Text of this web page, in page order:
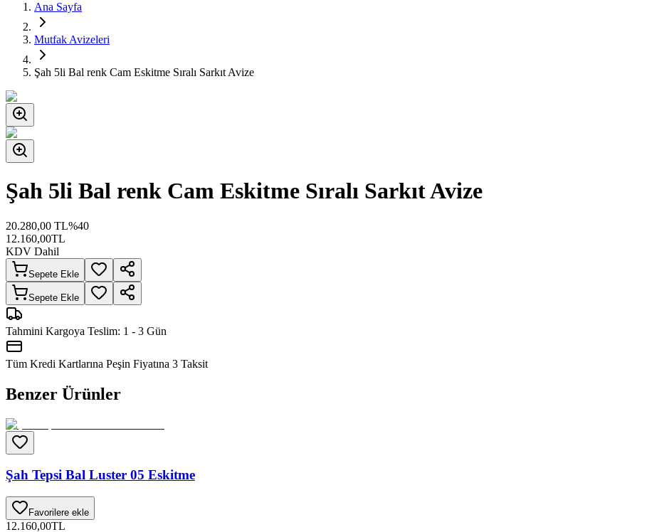
Ana Sayfa
Mutfak Avizeleri
Şah 5li Bal renk Cam Eskitme Sıralı Sarkıt Avize
Şah 5li Bal renk Cam Eskitme Sıralı Sarkıt Avize
20.280,00 TL%40
12.160,00TL
KDV Dahil
Sepete Ekle
Sepete Ekle
Tahmini Kargoya Teslim: 1 - 3 Gün
Tüm Kredi Kartlarına Peşin Fiyatına 3 Taksit
Benzer Ürünler
Şah Tepsi Bal Luster 05 Eskitme
Favorilere ekle
12.160,00TL